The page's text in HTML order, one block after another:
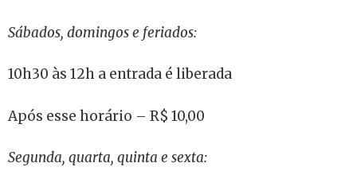
Sábados, domingos e feriados:
10h30 às 12h a entrada é liberada
Após esse horário – R$ 10,00
Segunda, quarta, quinta e sexta: